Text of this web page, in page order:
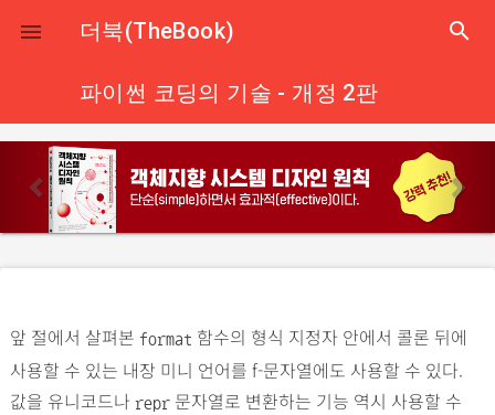
close
 더북(TheBook) search
파이썬 코딩의 기술 - 개정 2판
p
r
u
s
e
앞 절에서 살펴본 format 함수의 형식 지정자 안에서 콜론 뒤에
사용할 수 있는 내장 미니 언어를 f-문자열에도 사용할 수 있다.
값을 유니코드나 repr문자열로 변환하는 기능 역시 사용할 수